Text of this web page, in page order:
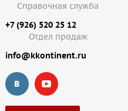
Справочная служба
+7 (926) 520 25 12
Отдел продаж
info@kkontinent.ru